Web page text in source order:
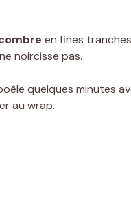
en fines
noircisse pas.
quelques minutes
au wrap.